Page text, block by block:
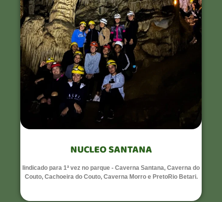
NUCLEO SANTANA
Iindicado para 1ª vez no parque - Caverna Santana, Caverna do
Couto, Cachoeira do Couto, Caverna Morro e PretoRio Betari.